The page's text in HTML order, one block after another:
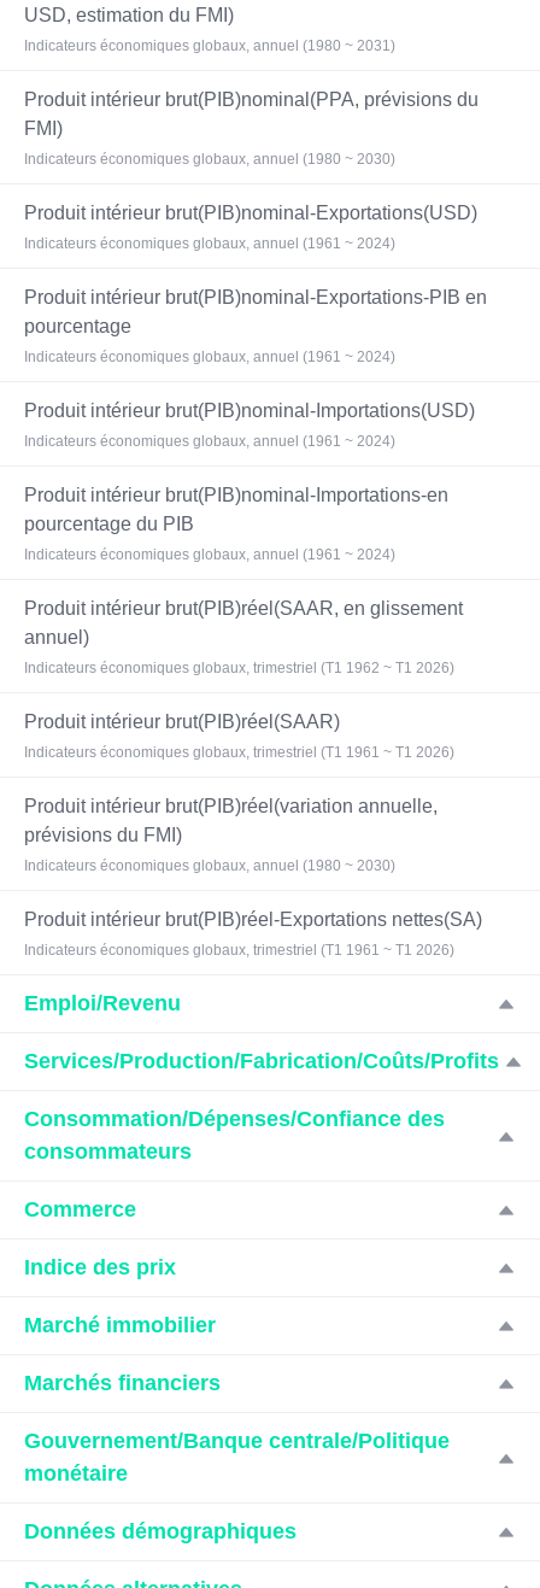
USD, estimation du FMI)
Indicateurs économiques globaux, annuel (1980 ~ 2031)
Produit intérieur brut(PIB)nominal(PPA, prévisions du
FMI)
Indicateurs économiques globaux, annuel (1980 ~ 2030)
Produit intérieur brut(PIB)nominal-Exportations(USD)
Indicateurs économiques globaux, annuel (1961 ~ 2024)
Produit intérieur brut(PIB)nominal-Exportations-PIB en
pourcentage
Indicateurs économiques globaux, annuel (1961 ~ 2024)
Produit intérieur brut(PIB)nominal-Importations(USD)
Indicateurs économiques globaux, annuel (1961 ~ 2024)
Produit intérieur brut(PIB)nominal-Importations-en
pourcentage du PIB
Indicateurs économiques globaux, annuel (1961 ~ 2024)
Produit intérieur brut(PIB)réel(SAAR, en glissement
annuel)
Indicateurs économiques globaux, trimestriel (T1 1962 ~ T1 2026)
Produit intérieur brut(PIB)réel(SAAR)
Indicateurs économiques globaux, trimestriel (T1 1961 ~ T1 2026)
Produit intérieur brut(PIB)réel(variation annuelle,
prévisions du FMI)
Indicateurs économiques globaux, annuel (1980 ~ 2030)
Produit intérieur brut(PIB)réel-Exportations nettes(SA)
Indicateurs économiques globaux, trimestriel (T1 1961 ~ T1 2026)
Emploi/Revenu
Services/Production/Fabrication/Coûts/Profits
Consommation/Dépenses/Confiance des
consommateurs
Commerce
Indice des prix
Marché immobilier
Marchés financiers
Gouvernement/Banque centrale/Politique
monétaire
Données démographiques